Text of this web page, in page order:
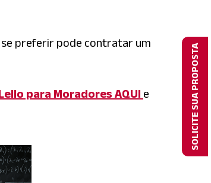
se preferir pode contratar um
para Moradores AQUI e
SOLICITE SUA PROPOSTA